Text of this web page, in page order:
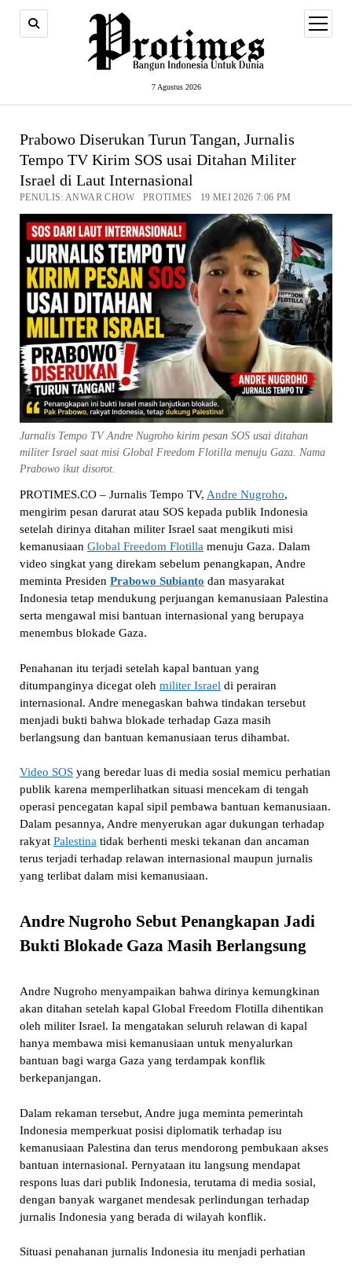
7 Agustus 2026
open
menu
Prabowo Diserukan Turun Tangan, Jurnalis
Tempo TV Kirim SOS usai Ditahan Militer
Israel di Laut Internasional
PENULIS: ANWAR CHOW PROTIMES 19 MEI 2026 7:06 PM
Jurnalis Tempo TV Andre Nugroho kirim pesan SOS usai ditahan
militer Israel saat misi Global Freedom Flotilla menuju Gaza. Nama
Prabowo ikut disorot.
PROTIMES.CO – Jurnalis Tempo TV, Andre Nugroho,
mengirim pesan darurat atau SOS kepada publik Indonesia
setelah dirinya ditahan militer Israel saat mengikuti misi
kemanusiaan Global Freedom Flotilla menuju Gaza. Dalam
video singkat yang direkam sebelum penangkapan, Andre
meminta Presiden Prabowo Subianto dan masyarakat
Indonesia tetap mendukung perjuangan kemanusiaan Palestina
serta mengawal misi bantuan internasional yang berupaya
menembus blokade Gaza.
Penahanan itu terjadi setelah kapal bantuan yang
ditumpanginya dicegat oleh militer Israel di perairan
internasional. Andre menegaskan bahwa tindakan tersebut
menjadi bukti bahwa blokade terhadap Gaza masih
berlangsung dan bantuan kemanusiaan terus dihambat.
Video SOSyang beredar luas di media sosial memicu perhatian
publik karena memperlihatkan situasi mencekam di tengah
operasi pencegatan kapal sipil pembawa bantuan kemanusiaan.
Dalam pesannya, Andre menyerukan agar dukungan terhadap
rakyat Palestina tidak berhenti meski tekanan dan ancaman
terus terjadi terhadap relawan internasional maupun jurnalis
yang terlibat dalam misi kemanusiaan.
Andre Nugroho Sebut Penangkapan Jadi
Bukti Blokade Gaza Masih Berlangsung
Andre Nugroho menyampaikan bahwa dirinya kemungkinan
akan ditahan setelah kapal Global Freedom Flotilla dihentikan
oleh militer Israel. Ia mengatakan seluruh relawan di kapal
hanya membawa misi kemanusiaan untuk menyalurkan
bantuan bagi warga Gaza yang terdampak konflik
berkepanjangan.
Dalam rekaman tersebut, Andre juga meminta pemerintah
Indonesia memperkuat posisi diplomatik terhadap isu
kemanusiaan Palestina dan terus mendorong pembukaan akses
bantuan internasional. Pernyataan itu langsung mendapat
respons luas dari publik Indonesia, terutama di media sosial,
dengan banyak warganet mendesak perlindungan terhadap
jurnalis Indonesia yang berada di wilayah konflik.
Situasi penahanan jurnalis Indonesia itu menjadi perhatian